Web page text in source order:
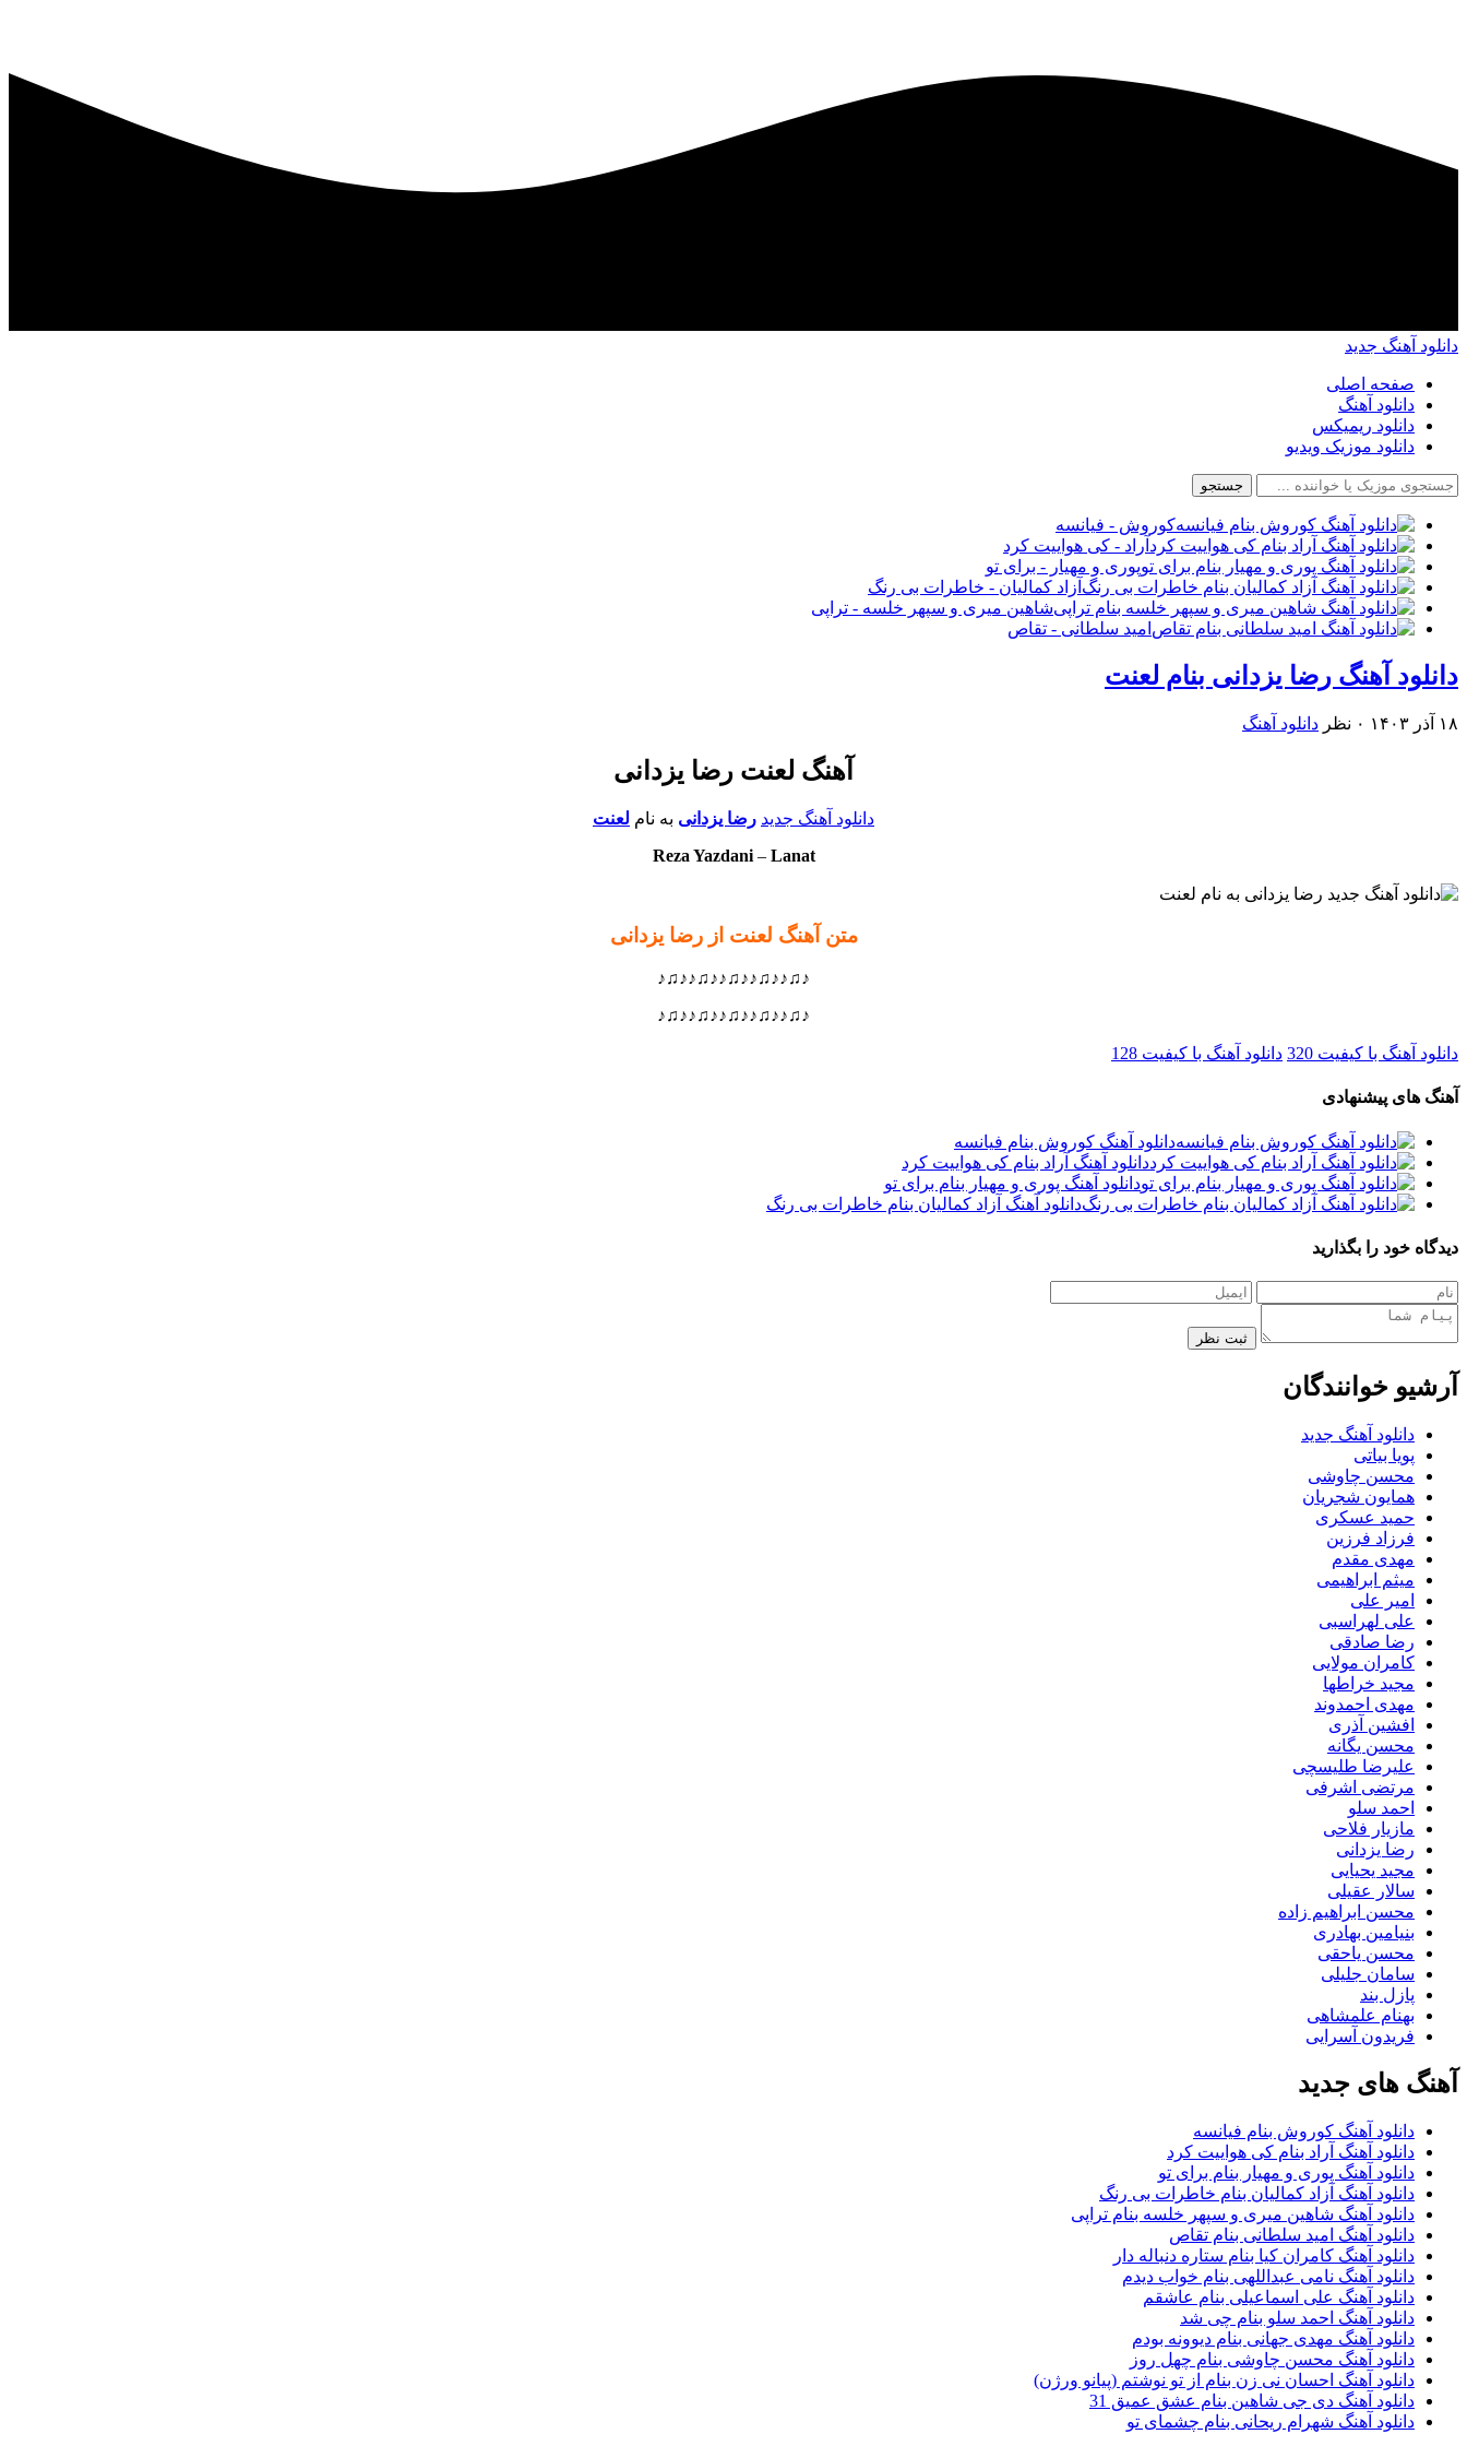
دانلود آهنگ جدید
صفحه اصلی
دانلود آهنگ
دانلود ریمیکس
دانلود موزیک ویدیو
جستجو
کوروش - فیانسه
آراد - کی هواییت کرد
پوری و مهیار - برای تو
آزاد کمالیان - خاطرات بی رنگ
شاهین میری و سپهر خلسه - تراپی
امید سلطانی - تقاص
دانلود آهنگ رضا یزدانی بنام لعنت
۱۸ آذر ۱۴۰۳ ۰ نظر دانلود آهنگ
آهنگ لعنت رضا یزدانی
دانلود آهنگ جدید رضا یزدانی به نام لعنت
Reza Yazdani– Lanat
متن آهنگ لعنت از رضا یزدانی
♪♫♪♪♫♪♪♫♪♪♫♪♪♫♪
♪♫♪♪♫♪♪♫♪♪♫♪♪♫♪
دانلود آهنگ با کیفیت 320 دانلود آهنگ با کیفیت 128
آهنگ های پیشنهادی
دانلود آهنگ کوروش بنام فیانسه
دانلود آهنگ آراد بنام کی هواییت کرد
دانلود آهنگ پوری و مهیار بنام برای تو
دانلود آهنگ آزاد کمالیان بنام خاطرات بی رنگ
دیدگاه خود را بگذارید
ثبت نظر
آرشیو خوانندگان
دانلود آهنگ جدید
پویا بیاتی
محسن چاوشی
همایون شجریان
حمید عسکری
فرزاد فرزین
مهدی مقدم
میثم ابراهیمی
امیر علی
علی لهراسبی
رضا صادقی
کامران مولایی
مجید خراطها
مهدی احمدوند
افشین آذری
محسن یگانه
علیرضا طلیسچی
مرتضی اشرفی
احمد سلو
مازیار فلاحی
رضا یزدانی
مجید یحیایی
سالار عقیلی
محسن ابراهیم زاده
بنیامین بهادری
محسن یاحقی
سامان جلیلی
پازل بند
بهنام علمشاهی
فریدون آسرایی
آهنگ های جدید
دانلود آهنگ کوروش بنام فیانسه
دانلود آهنگ آراد بنام کی هواییت کرد
دانلود آهنگ پوری و مهیار بنام برای تو
دانلود آهنگ آزاد کمالیان بنام خاطرات بی رنگ
دانلود آهنگ شاهین میری و سپهر خلسه بنام تراپی
دانلود آهنگ امید سلطانی بنام تقاص
دانلود آهنگ کامران کیا بنام ستاره دنباله دار
دانلود آهنگ نامی عبداللهی بنام خواب دیدم
دانلود آهنگ علی اسماعیلی بنام عاشقم
دانلود آهنگ احمد سلو بنام چی شد
دانلود آهنگ مهدی جهانی بنام دیوونه بودم
دانلود آهنگ محسن چاوشی بنام چهل روز
دانلود آهنگ احسان نی زن بنام از تو نوشتم (پیانو ورژن)
دانلود آهنگ دی جی شاهین بنام عشق عمیق 31
دانلود آهنگ شهرام ریحانی بنام چشمای تو